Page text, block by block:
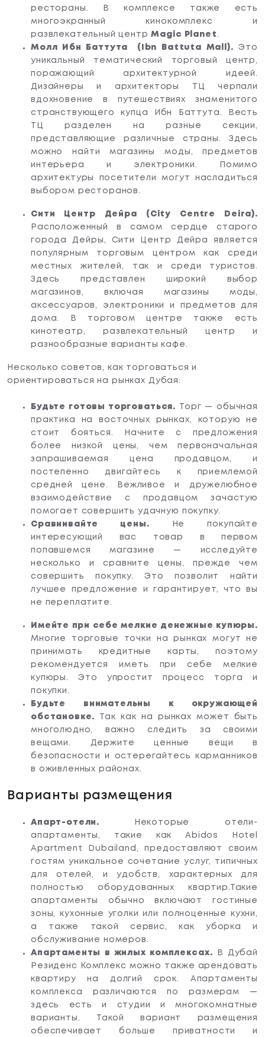
рестораны. В комплексе также есть
многоэкранный кинокомплекс и
развлекательный центрMagic Planet .
Молл Ибн Баттута (Ibn Battuta Mall). Это
уникальный тематический торговый центр,
поражающий архитектурной идеей.
Дизайнеры и архитекторы ТЦ черпали
вдохновение в путешествиях знаменитого
странствующего купца Ибн Баттута. Весть
ТЦ разделен на разные секции,
представляющие различные страны. Здесь
можно найти магазины моды, предметов
интерьера и электроники. Помимо
архитектуры посетители могут насладиться
выбором ресторанов.
Сити Центр Дейра (City Centre Deira).
Расположенный в самом сердце старого
города Дейры, Сити Центр Дейра является
популярным торговым центром как среди
местных жителей, так и среди туристов.
Здесь представлен широкий выбор
магазинов, включая магазины моды,
аксессуаров, электроники и предметов для
дома. В торговом центре также есть
кинотеатр, развлекательный центр и
разнообразные варианты кафе.
Несколько советов, как торговаться и
ориентироваться на рынках Дубая:
Будьте готовы торговаться. Торг — обычная
практика на восточных рынках, которую не
стоит бояться. Начните с предложения
более низкой цены, чем первоначальная
запрашиваемая цена продавцом, и
постепенно двигайтесь к приемлемой
средней цене. Вежливое и дружелюбное
взаимодействие с продавцом зачастую
помогает совершить удачную покупку.
Сравнивайте цены. Не покупайте
интересующий вас товар в первом
попавшемся магазине — исследуйте
несколько и сравните цены, прежде чем
совершить покупку. Это позволит найти
лучшее предложение и гарантирует, что вы
не переплатите.
Имейте при себе мелкие денежные купюры.
Многие торговые точки на рынках могут не
принимать кредитные карты, поэтому
рекомендуется иметь при себе мелкие
купюры. Это упростит процесс торга и
покупки.
Будьте внимательны к окружающей
обстановке.
Так как на рынках может быть
многолюдно, важно следить за своими
вещами. Держите ценные вещи в
безопасности и остерегайтесь карманников
в оживленных районах.
Варианты размещения
Апарт-отели.
Некоторые отели-
апартаменты, такие как Abidos Hotel
Apartment Dubailand, предоставляют своим
гостям уникальное сочетание услуг, типичных
для отелей, и удобств, характерных для
полностью оборудованных квартир.Такие
апартаменты обычно включают гостиные
зоны, кухонные уголки или полноценные кухни,
а также такой сервис, как уборка и
обслуживание номеров.
Апартаменты в жилых комплексах. В Дубай
Резиденс Комплекс можно также арендовать
квартиру на долгий срок. Апартаменты
комплекса различаются по размерам —
здесь есть и студии и многокомнатные
варианты. Такой вариант размещения
обеспечивает больше приватности и